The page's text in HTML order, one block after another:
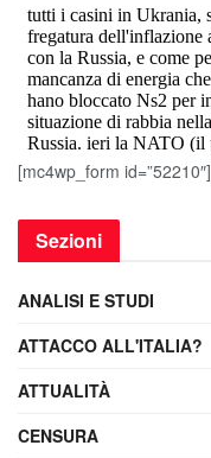
[mc4wp_form id=”52210″]
Sezioni
ANALISI E STUDI
ATTACCO ALL'ITALIA?
ATTUALITÀ
CENSURA